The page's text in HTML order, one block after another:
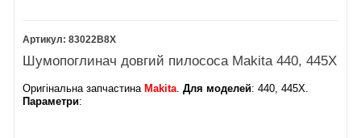
83022B8X
Шумопоглинач довгий пилососа Makita 440, 445X
Оригінальна запчастина Makita.Для моделей: 440, 445X.
Параметри: